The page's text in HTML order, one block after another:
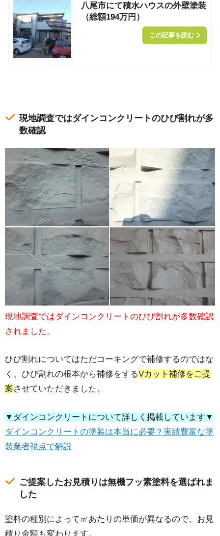
八尾市にて積水ハウスの外壁塗装
（総額194万円）
この記事を読む
現地調査ではダインコンクリートのひび割れが多
数確認
現地調査ではダインコンクリートのひび割れが多数確認
されました。
ひび割れについてはただコーキングで補修するのではな
く、ひび割れの根本から補修をするVカット補修をご提
案させていただきました。
▼ダインコンクリートについて詳しく掲載しています▼
ダインコンクリートの塗装は本当に必要？実績豊富な塗
装業者視点で解説
ご提案したお見積りは無機フッ素塗料を選ばれま
した
塗料の種別によって㎡あたりの単価が異なるので、お見
積り金額も変わります。